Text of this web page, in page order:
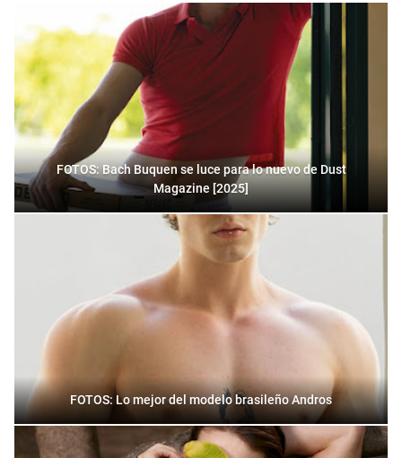
FOTOS: Bach Buquen se luce para lo nuevo de Dust
Magazine [2025]
FOTOS: Lo mejor del modelo brasileño Andros